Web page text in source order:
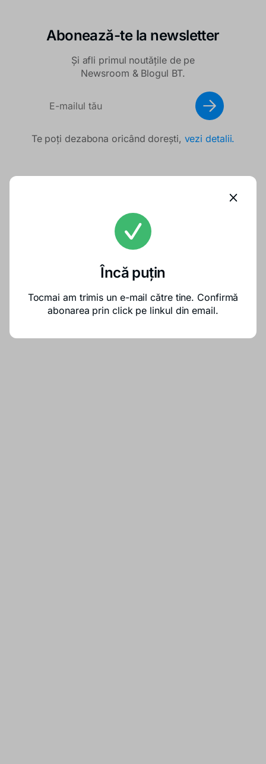
Abonează-te la newsletter
Și afli primul noutățile de pe
Newsroom & Blogul BT.
Te poți dezabona oricând dorești, vezi detalii.
Încă puțin
Tocmai am trimis un e-mail către tine. Confirmă
abonarea prin click pe linkul din email.